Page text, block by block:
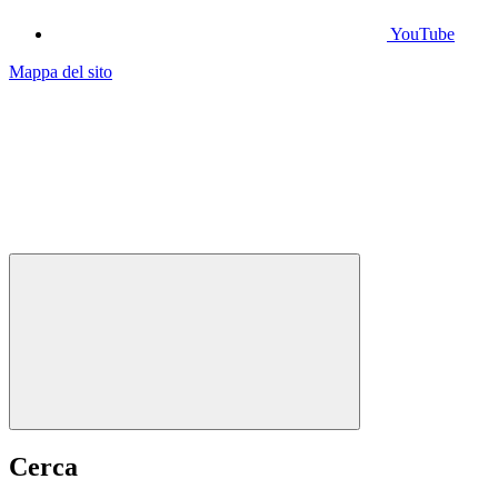
YouTube
Mappa del sito
Cerca